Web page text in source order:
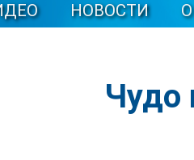
НОВОСТИ
Чудо